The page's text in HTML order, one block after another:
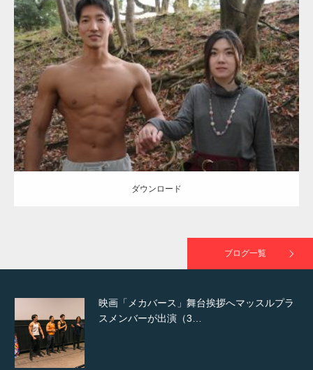
Update:2021.07.8
Category:公園のマッチョ その他 AKIHITO(細マッチョ) 大胸筋 腹筋
ダウンロード
ダウンロード
ブログ一覧
TOKYO FMラジオ番組「ONE MORNING」
で紹介さ…
NHK「所さん！事件ですよ」に取材されまし
た（6/8放送）
映画「メカバース」舞台挨拶へマッスルプラ
スメンバーが出演（3…